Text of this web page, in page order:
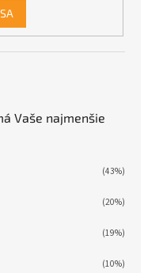
Vaše najmenšie
(43%)
(20%)
(19%)
(10%)